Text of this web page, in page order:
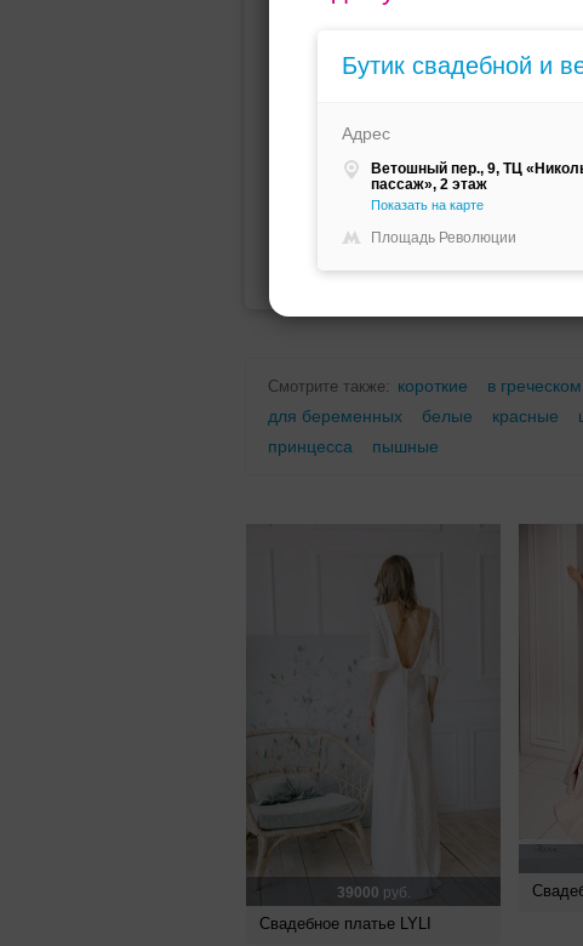
Бутик свадебной и
Адрес
Ветошный пер., 9, ТЦ
пассаж», 2 этаж
Показать на карте
Площадь Революции
Смотрите также: короткие в
для беременных
белые красные
принцесса
пышные
39000 руб.
Свадебное платье LYLI